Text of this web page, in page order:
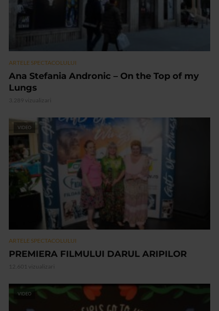
ARTELE SPECTACOLULUI
Ana Stefania Andronic – On the Top of my
Lungs
3.289 vizualizari
VIDEO
ARTELE SPECTACOLULUI
PREMIERA FILMULUI DARUL ARIPILOR
12.601 vizualizari
VIDEO